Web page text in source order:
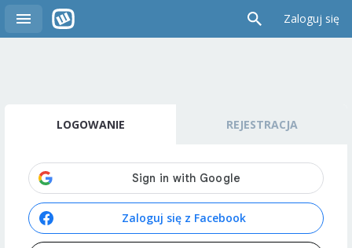
Zaloguj się
LOGOWANIE REJESTRACJA
Zaloguj się z Facebook